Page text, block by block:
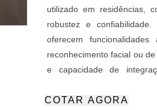
utilizado em residências,
robustez e
oferecem
reconhecimento facial ou
e capacidade de
monitoramento mais
COTAR AGORA